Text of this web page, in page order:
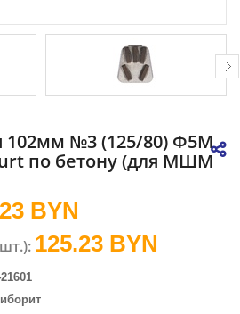
102мм №3 (125/80) Ф5М
по бетону (для МШМ
BYN
125.23 BYN